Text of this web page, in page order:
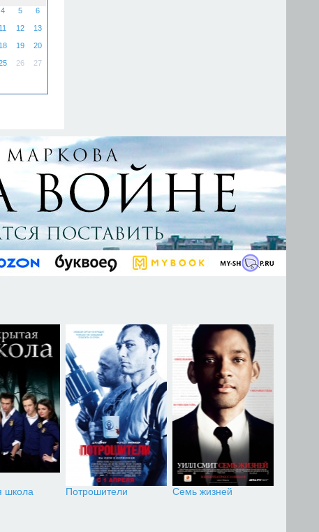
4 5 6
11 12 13
18 19 20
26 27
школа Потрошители Семь жизней